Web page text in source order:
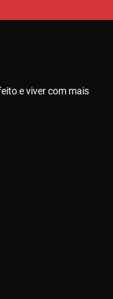
e viver com mais